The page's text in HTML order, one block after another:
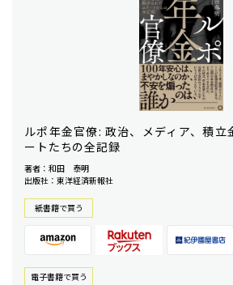
ルポ年金官僚: 政治、メディア、積立
ートたちの全記録
著者：和田 泰明
出版社：東洋経済新報社
紙書籍で買う
電⼦書籍で買う